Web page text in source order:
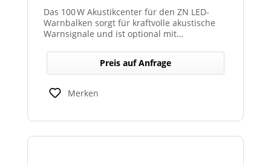
Das 100 W Akustikcenter für den ZN LED-
Warnbalken sorgt für kraftvolle akustische
Warnsignale und ist optional mit
erhältlich.
Preis auf Anfrage
Merken